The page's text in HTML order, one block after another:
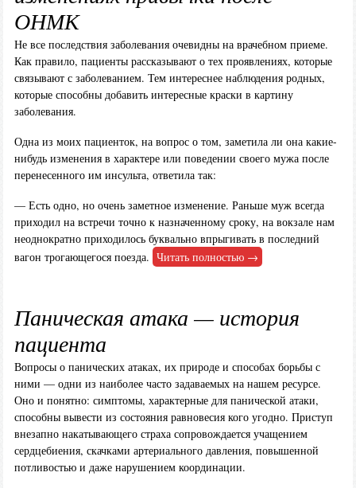
ОНМК
Не все последствия заболевания очевидны на врачебном приеме.
Как правило, пациенты рассказывают о тех проявлениях, которые
связывают с заболеванием. Тем интереснее наблюдения родных,
которые способны добавить интересные краски в картину
заболевания.
Одна из моих пациенток, на вопрос о том, заметила ли она какие-
нибудь изменения в характере или поведении своего мужа после
перенесенного им инсульта, ответила так:
— Есть одно, но очень заметное изменение. Раньше муж всегда
приходил на встречи точно к назначенному сроку, на вокзале нам
неоднократно приходилось буквально впрыгивать в последний
вагон трогающегося поезда. Читать полностью →
Паническая атака — история
пациента
Вопросы о панических атаках, их природе и способах борьбы с
ними — одни из наиболее часто задаваемых на нашем ресурсе.
Оно и понятно: симптомы, характерные для панической атаки,
способны вывести из состояния равновесия кого угодно. Приступ
внезапно накатывающего страха сопровождается учащением
сердцебиения, скачками артериального давления, повышенной
потливостью и даже нарушением координации.